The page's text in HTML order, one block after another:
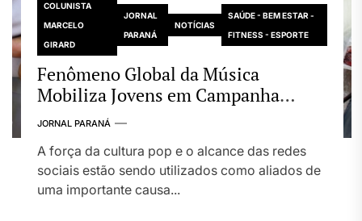
COLUNISTA
MARCELO
GIRARD
JORNAL
PARANÁ
NOTÍCIAS
SAÚDE - BEM ESTAR -
FITNESS - ESPORTE
Fenômeno Global da Música
Mobiliza Jovens em Campanha
Nacional Pela Doação de Sangue
JORNAL PARANÁ
A força da cultura pop e o alcance das redes
sociais estão sendo utilizados como aliados de
uma importante causa...